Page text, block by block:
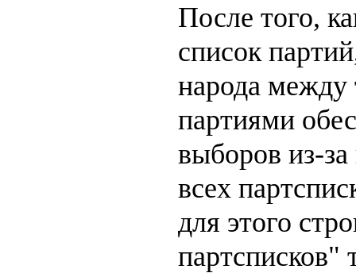
После того,
список
народа между
партиями
выборов из-
всех
для этого
партсписков"